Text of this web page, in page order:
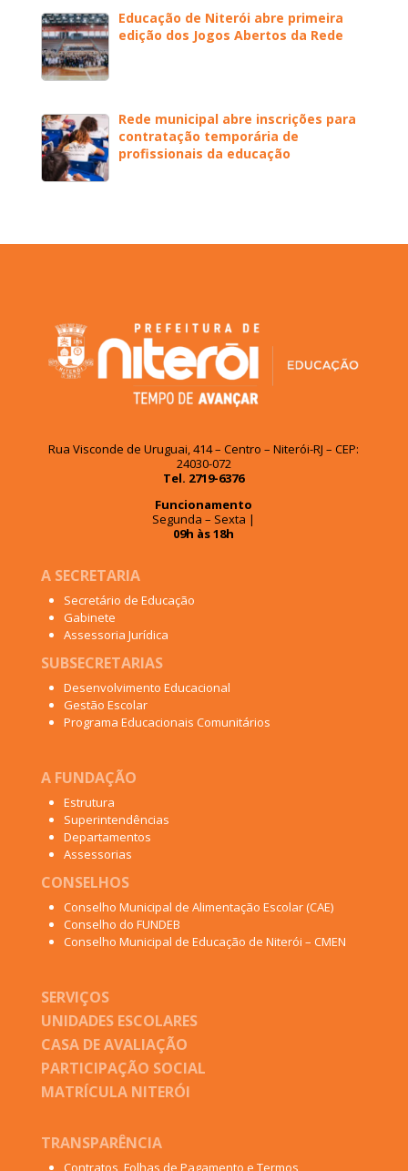
Educação de Niterói abre primeira
edição dos Jogos Abertos da Rede
Rede municipal abre inscrições para
contratação temporária de
profissionais da educação
Rua Visconde de Uruguai, 414 – Centro – Niterói-RJ – CEP:
24030-072
Tel. 2719-6376
Funcionamento
Segunda – Sexta |
09h às 18h
A SECRETARIA
Secretário de Educação
Gabinete
Assessoria Jurídica
SUBSECRETARIAS
Desenvolvimento Educacional
Gestão Escolar
Programa Educacionais Comunitários
A FUNDAÇÃO
Estrutura
Superintendências
Departamentos
Assessorias
CONSELHOS
Conselho Municipal de Alimentação Escolar (CAE)
Conselho do FUNDEB
Conselho Municipal de Educação de Niterói – CMEN
SERVIÇOS
UNIDADES ESCOLARES
CASA DE AVALIAÇÃO
PARTICIPAÇÃO SOCIAL
MATRÍCULA NITERÓI
TRANSPARÊNCIA
Contratos, Folhas de Pagamento e Termos